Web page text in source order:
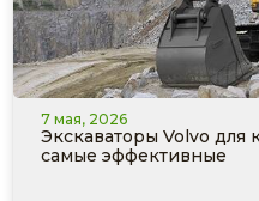
7 мая, 2026
Экскаваторы Volvo для
самые эффективные